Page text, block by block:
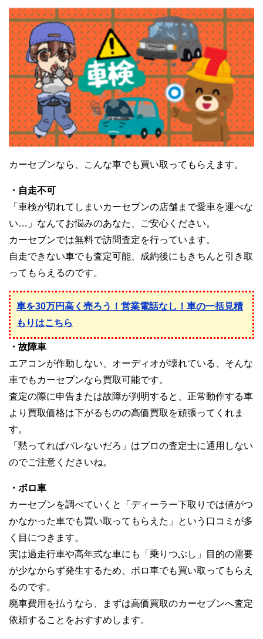
カーセブンなら、こんな車でも買い取ってもらえます。
・自走不可
「車検が切れてしまいカーセブンの店舗まで愛車を運べな
い…」なんてお悩みのあなた、ご安心ください。
カーセブンでは無料で訪問査定を行っています。
自走できない車でも査定可能、成約後にもきちんと引き取
ってもらえるのです。
車を30万円高く売ろう！営業電話なし！車の一括見積
もりはこちら
・故障車
エアコンが作動しない、オーディオが壊れている、そんな
車でもカーセブンなら買取可能です。
査定の際に申告または故障が判明すると、正常動作する車
より買取価格は下がるものの高価買取を頑張ってくれま
す。
「黙ってればバレないだろ」はプロの査定士に通用しない
のでご注意くださいね。
・ボロ車
カーセブンを調べていくと「ディーラー下取りでは値がつ
かなかった車でも買い取ってもらえた」という口コミが多
く目につきます。
実は過走行車や高年式な車にも「乗りつぶし」目的の需要
が少なからず発生するため、ボロ車でも買い取ってもらえ
るのです。
廃車費用を払うなら、まずは高価買取のカーセブンへ査定
依頼することをおすすめします。